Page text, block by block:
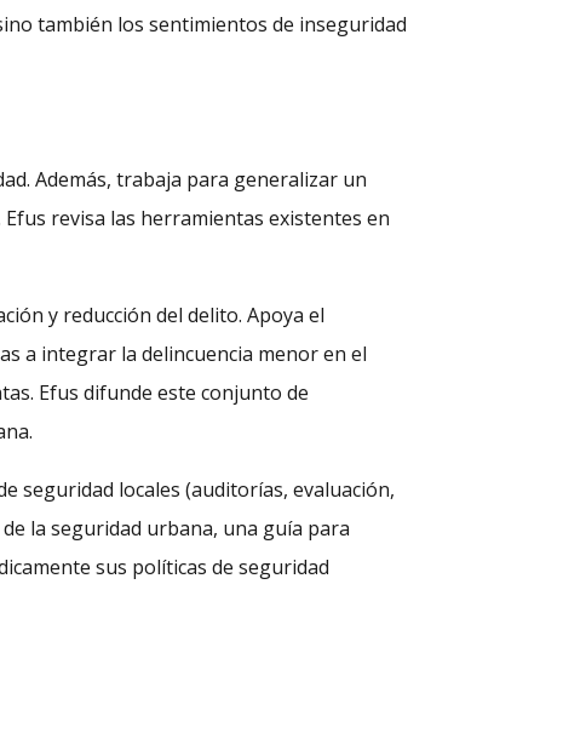
también los sentimientos de inseguridad
Además, trabaja para generalizar un
revisa las herramientas existentes en
y reducción del delito. Apoya el
a integrar la delincuencia menor en el
Efus difunde este conjunto de
seguridad locales (auditorías, evaluación,
la seguridad urbana, una guía para
sus políticas de seguridad